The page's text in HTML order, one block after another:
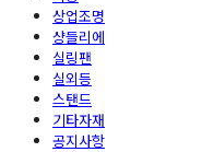
상업조명
샹들리에
실링팬
실외등
스탠드
기타자재
공지사항